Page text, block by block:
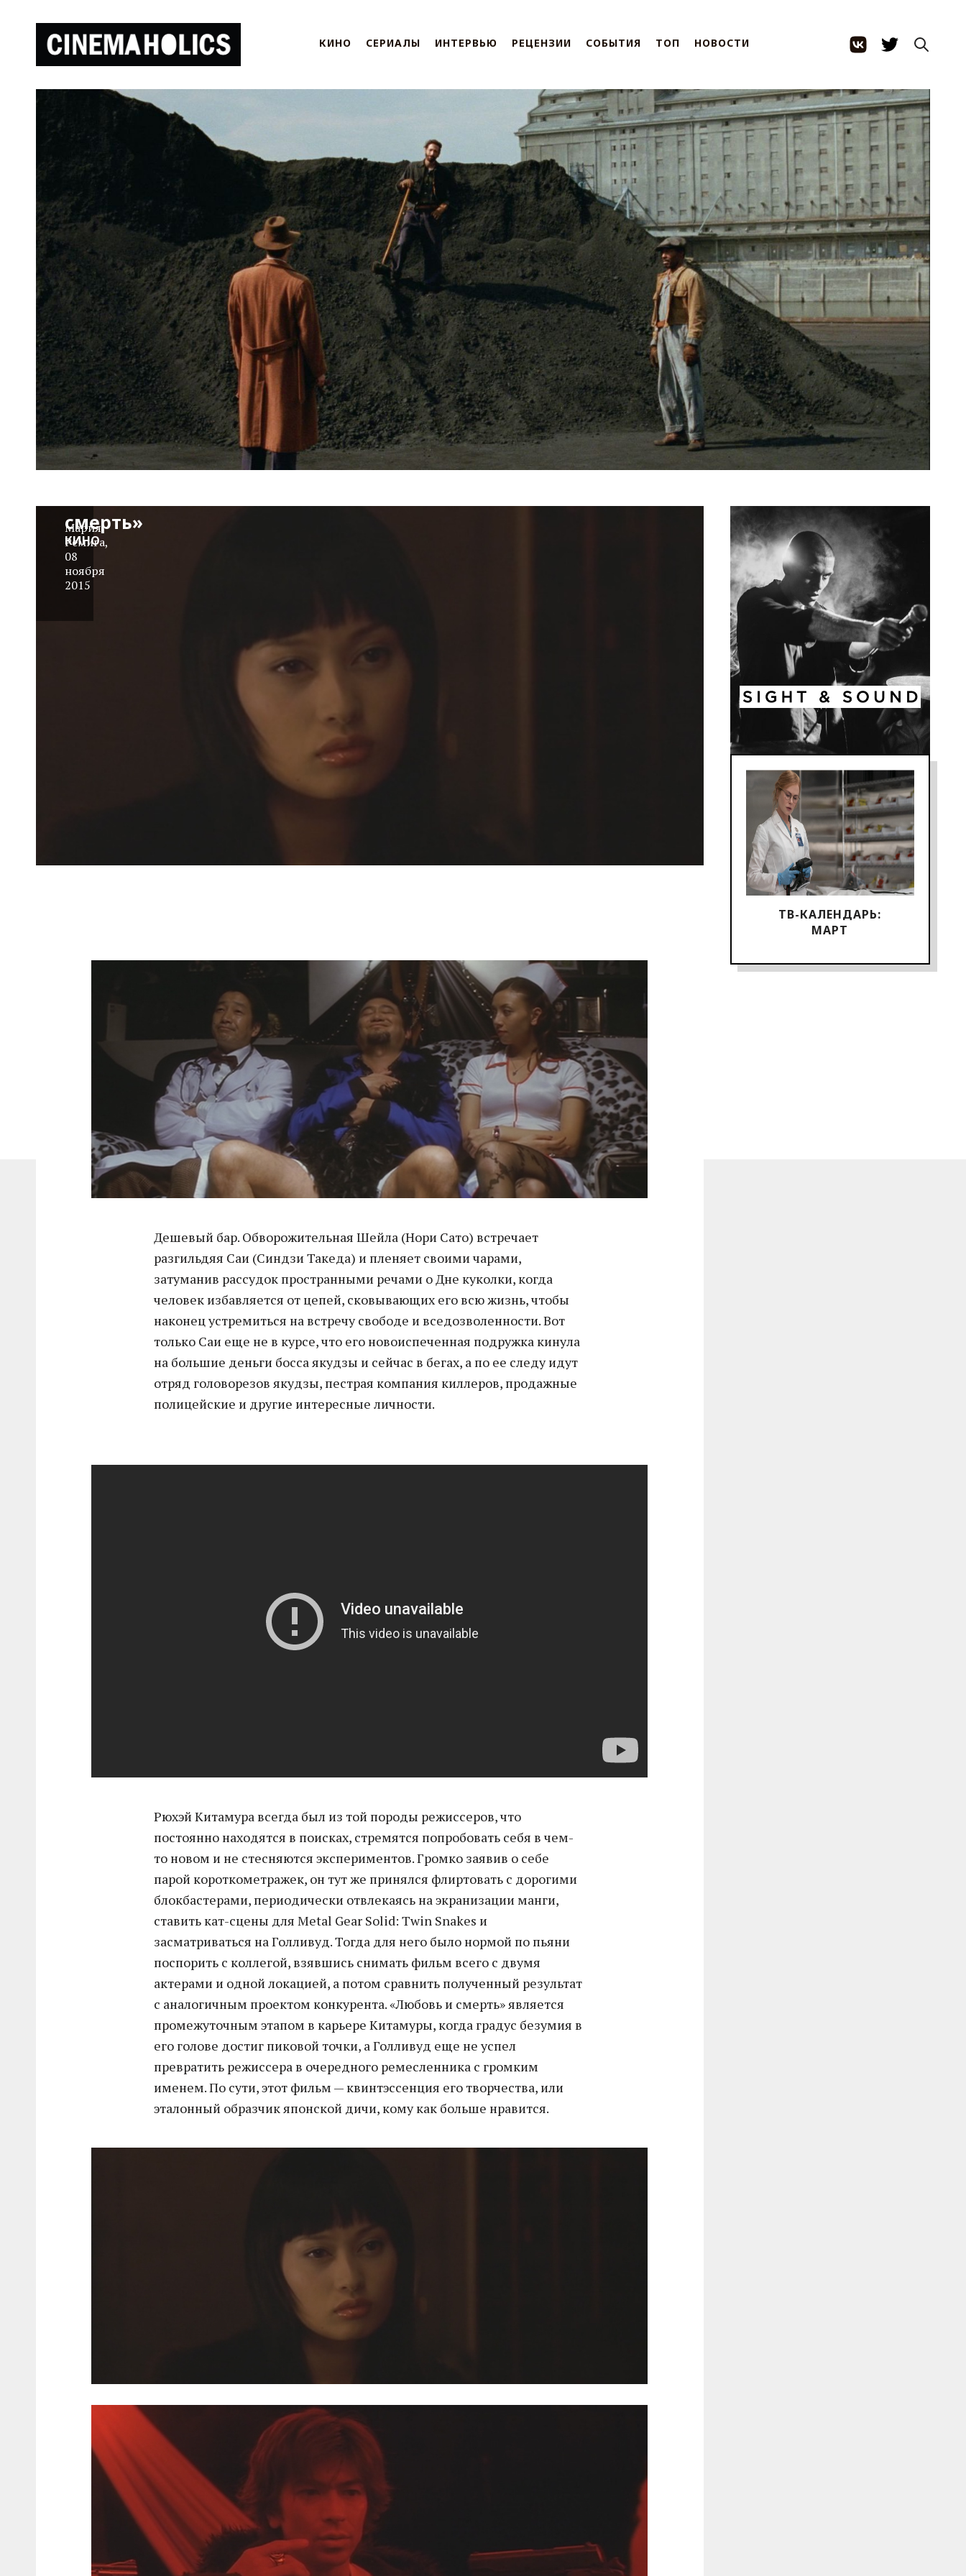
КИНО СЕРИАЛЫ ИНТЕРВЬЮ РЕЦЕНЗИИ СОБЫТИЯ ТОП НОВОСТИ
ТВ-КАЛЕНДАРЬ:
МАРТ
Фильм
для
никого:
«Любовь
смерть»
Мария
Ремига,
08
ноября
2015
КИНО
Дешевый бар. Обворожительная Шейла (Нори Сато) встречает
разгильдяя Саи (Синдзи Такеда) и пленяет своими чарами,
затуманив рассудок пространными речами о Дне куколки, когда
человек избавляется от цепей, сковывающих его всю жизнь, чтобы
наконец устремиться на встречу свободе и вседозволенности. Вот
только Саи еще не в курсе, что его новоиспеченная подружка кинула
на большие деньги босса якудзы и сейчас в бегах, а по ее следу идут
отряд головорезов якудзы, пестрая компания киллеров, продажные
полицейские и другие интересные личности.
Рюхэй Китамура всегда был из той породы режиссеров, что
постоянно находятся в поисках, стремятся попробовать себя в чем-
то новом и не стесняются экспериментов. Громко заявив о себе
парой короткометражек, он тут же принялся флиртовать с дорогими
блокбастерами, периодически отвлекаясь на экранизации манги,
ставить кат-сцены для Metal Gear Solid: Twin Snakes и
засматриваться на Голливуд. Тогда для него было нормой по пьяни
поспорить с коллегой, взявшись снимать фильм всего с двумя
актерами и одной локацией, а потом сравнить полученный результат
с аналогичным проектом конкурента. «Любовь и смерть» является
промежуточным этапом в карьере Китамуры, когда градус безумия в
его голове достиг пиковой точки, а Голливуд еще не успел
превратить режиссера в очередного ремесленника с громким
именем. По сути, этот фильм — квинтэссенция его творчества, или
эталонный образчик японской дичи, кому как больше нравится.